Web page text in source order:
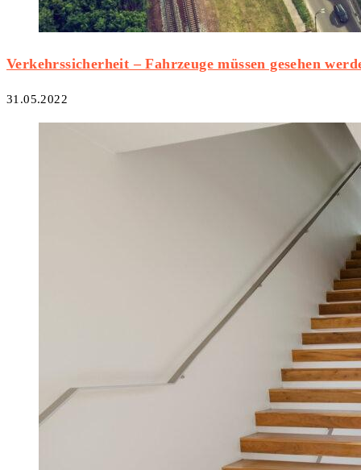
Verkehrssicherheit – Fahrzeuge müssen gesehen
31.05.2022